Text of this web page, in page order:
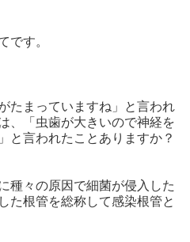
です。
たまっていますね」と言われ
、「虫歯が大きいので神経を
と言われたことありますか？
種々の原因で細菌が侵入した
た根管を総称して感染根管と